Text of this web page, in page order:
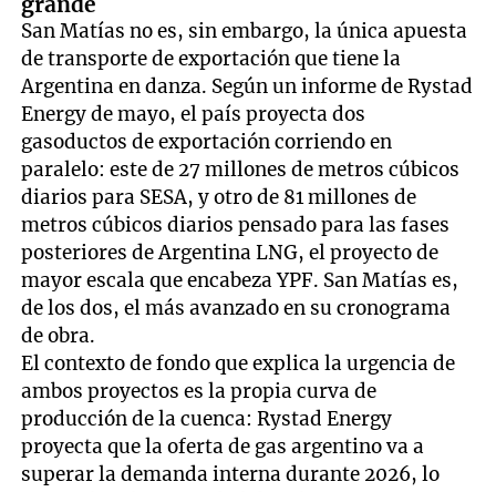
San Matías no es, sin embargo, la única apuesta
de transporte de exportación que tiene la
Argentina en danza. Según un informe de Rystad
Energy de mayo, el país proyecta dos
gasoductos de exportación corriendo en
paralelo: este de 27 millones de metros cúbicos
diarios para SESA, y otro de 81 millones de
metros cúbicos diarios pensado para las fases
posteriores de Argentina LNG, el proyecto de
mayor escala que encabeza YPF. San Matías es,
de los dos, el más avanzado en su cronograma
de obra.
El contexto de fondo que explica la urgencia de
ambos proyectos es la propia curva de
producción de la cuenca: Rystad Energy
proyecta que la oferta de gas argentino va a
superar la demanda interna durante 2026, lo